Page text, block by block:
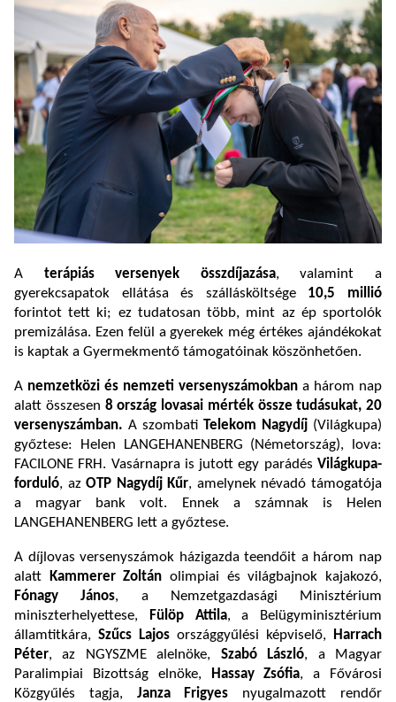
A terápiás versenyek összdíjazása, valamint a
gyerekcsapatok ellátása és szállásköltsége 10,5 millió
forintot tett ki; ez tudatosan több, mint az ép sportolók
premizálása. Ezen felül a gyerekek még értékes ajándékokat
is kaptak a Gyermekmentő támogatóinak köszönhetően.
A nemzetközi és nemzeti versenyszámokban a három nap
alatt összesen 8 ország lovasai mérték össze tudásukat, 20
versenyszámban. A szombati Telekom Nagydíj (Világkupa)
győztese: Helen LANGEHANENBERG (Németország), lova:
FACILONE FRH. Vasárnapra is jutott egy parádés Világkupa-
forduló, azOTP Nagydíj Kűr, amelynek névadó támogatója
a magyar bank volt. Ennek a számnak is Helen
LANGEHANENBERG lett a győztese.
A díjlovas versenyszámok házigazda teendőit a három nap
alatt
Kammerer Zoltán olimpiai és világbajnok kajakozó,
Fónagy János, a Nemzetgazdasági Minisztérium
miniszterhelyettese,
Fülöp Attila, a Belügyminisztérium
államtitkára, Szűcs Lajos országgyűlési képviselő,
Harrach
Péter, az NGYSZME alelnöke, Szabó László, a Magyar
Paralimpiai Bizottság elnöke,
Hassay Zsófia, a Fővárosi
Közgyűlés tagja, Janza Frigyes nyugalmazott rendőr